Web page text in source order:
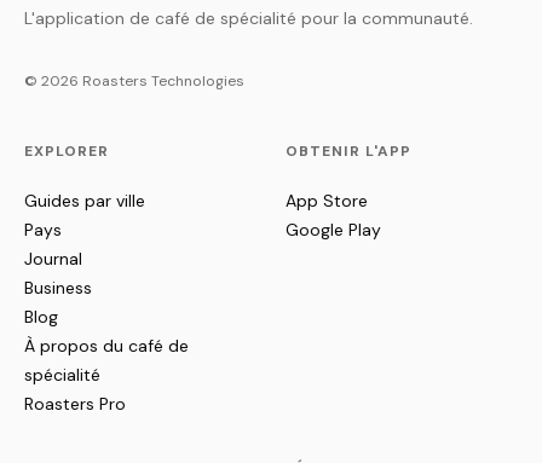
L'application de café de spécialité pour la communauté.
© 2026 Roasters Technologies
EXPLORER
Guides par ville
Pays
Journal
Business
Blog
À propos du café de
spécialité
Roasters Pro
OBTENIR L'APP
App Store
Google Play